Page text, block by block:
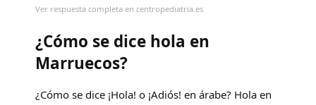
Ver respuesta completa en centropediatria.es
¿Cómo se dice hola en
Marruecos?
¿Cómo se dice ¡Hola! o ¡Adiós! en árabe? Hola en